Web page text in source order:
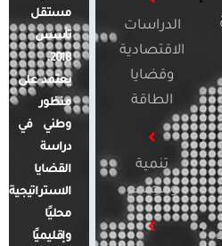
الدراسات
الاقتصادية
وقضايا
الطاقة
تنمية
ومجتمع
مستقل
تأسس
2018.
يعتمد على
منظور
وطني في
دراسة
القضايا
الاستراتيجية
محليًا
وإقليميًا